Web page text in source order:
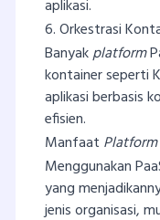
aplikasi.
6. Orkestrasi
Banyakplatform
kontainer seperti
aplikasi berbasis
efisien.
Manfaat
Menggunakan
yang
jenis organisasi,